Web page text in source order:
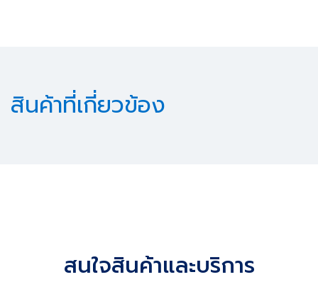
สินค้าที่เกี่ยวข้อง
สนใจสินค้าและบริการ